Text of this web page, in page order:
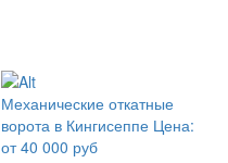
Механические откатные
ворота в Кингисеппе Цена:
от 40 000 руб